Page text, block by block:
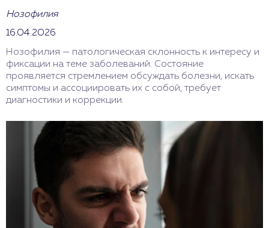
Нозофилия
16.04.2026
Нозофилия — патологическая склонность к интересу и
фиксации на теме заболеваний. Состояние
проявляется стремлением обсуждать болезни, искать
симптомы и ассоциировать их с собой, требует
диагностики и коррекции.